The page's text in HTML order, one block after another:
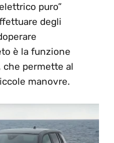
puro”
degli
è la funzione
che permette al
manovre.